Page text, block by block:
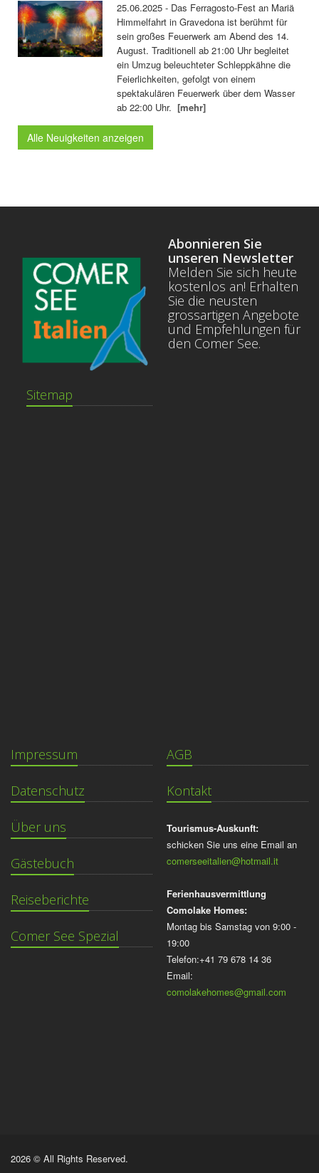
25.06.2025 - Das Ferragosto-Fest an Mariä
Himmelfahrt in Gravedona ist berühmt für
sein großes Feuerwerk am Abend des 14.
August. Traditionell ab 21:00 Uhr begleitet
ein Umzug beleuchteter Schleppkähne die
Feierlichkeiten, gefolgt von einem
spektakulären Feuerwerk über dem Wasser
ab 22:00 Uhr.[mehr]
Alle Neuigkeiten anzeigen
Sitemap
Abonnieren Sie
unseren Newsletter
Melden Sie sich heute
kostenlos an! Erhalten
Sie die neusten
grossartigen Angebote
und Empfehlungen für
den Comer See.
Impressum
Datenschutz
Über uns
Gästebuch
Reiseberichte
Comer See Spezial
AGB
Kontakt
Tourismus-Auskunft:
schicken Sie uns eine Email an
comerseeitalien@hotmail.it
Ferienhausvermittlung
Comolake Homes:
Montag bis Samstag von 9:00 -
19:00
Telefon:+41 79 678 14 36
Email:
comolakehomes@gmail.com
2026 © All Rights Reserved.